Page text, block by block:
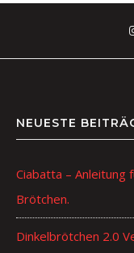
NEUESTE
Ciabatta – Anleitung
Brötchen.
Dinkelbrötchen 2.0